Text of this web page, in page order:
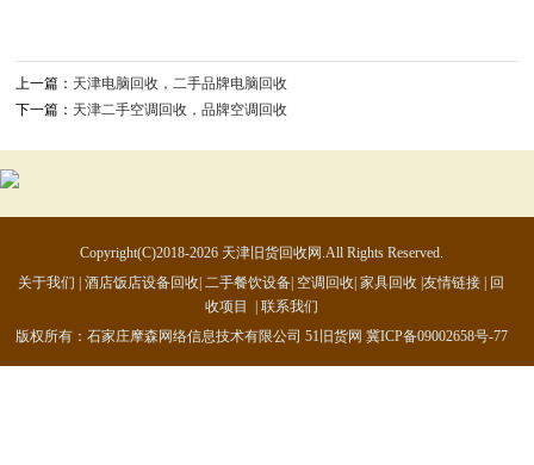
上一篇： 天津电脑回收，二手品牌电脑回收
下一篇： 天津二手空调回收，品牌空调回收
Copyright(C)2018-2026 天津旧货回收网.All Rights Reserved.
关于我们
酒店饭店设备回收 二手餐饮设备 空调回收 家具回收 友情链接
回
收项目
联系我们
版权所有：石家庄摩森网络信息技术有限公司 51旧货网 冀ICP备09002658号-77